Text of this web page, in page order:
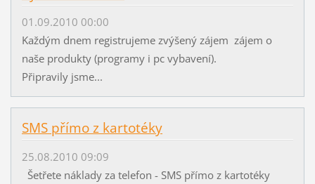
01.09.2010 00:00
Každým dnem registrujeme zvýšený zájem zájem o
naše produkty (programy i pc vybavení).
Připravily jsme...
SMS přímo z kartotéky
25.08.2010 09:09
Šetřete náklady za telefon - SMS přímo z kartotéky